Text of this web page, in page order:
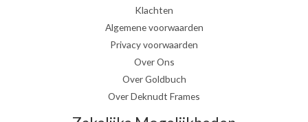
Klachten
Algemene voorwaarden
Privacy voorwaarden
Over Ons
Over Goldbuch
Over Deknudt Frames